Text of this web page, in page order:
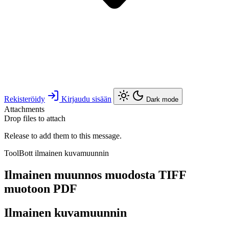
Rekisteröidy Kirjaudu sisään Dark mode
Attachments
Drop files to attach
Release to add them to this message.
ToolBott ilmainen kuvamuunnin
Ilmainen muunnos muodosta TIFF
muotoon PDF
Ilmainen kuvamuunnin